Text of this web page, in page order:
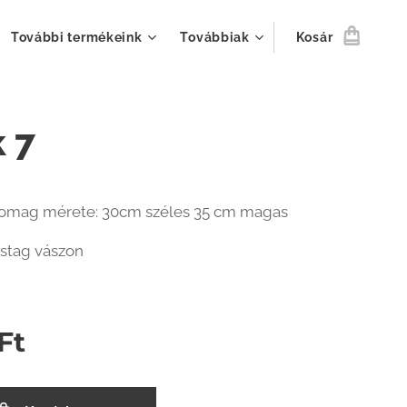
További termékeink Továbbiak Kosár
7
mérete: 30cm széles 35 cm magas
vászon